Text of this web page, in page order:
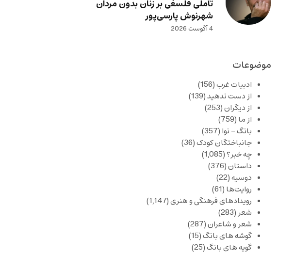
تأملی فلسفی بر زنان بدون مردان
شهرنوش پارسی‌پور
4 آگوست 2026
موضوعات
ادبیات غرب(156)
از دست ندهید(139)
از دیگران(253)
از ما (759)
بانگ – نوا (357)
جانباختگان کودک(36)
چه خبر؟(1,085)
داستان(376)
دوسیه(22)
روایت‌ها (61)
رویدادهای فرهنگی و هنری(1,147)
شعر (283)
شعر و شاعران(287)
گوشه های بانگ(15)
گویه های بانگ(25)